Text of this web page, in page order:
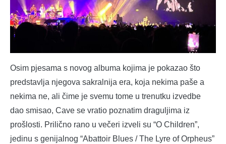
Osim pjesama s novog albuma kojima je pokazao što
predstavlja njegova sakralnija era, koja nekima paše a
nekima ne, ali čime je svemu tome u trenutku izvedbe
dao smisao, Cave se vratio poznatim draguljima iz
prošlosti. Prilično rano u večeri izveli su “O Children”,
jedinu s genijalnog “Abattoir Blues / The Lyre of Orpheus”